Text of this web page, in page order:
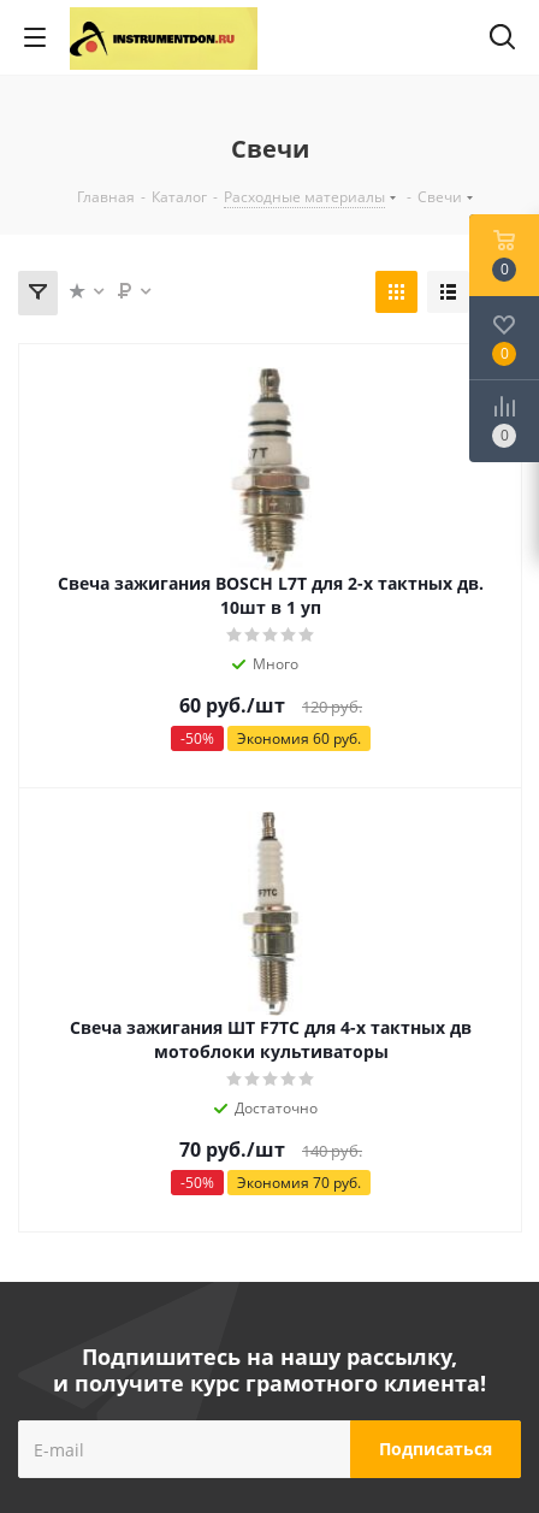
Свечи
Главная - Каталог - Расходные материалы - Свечи
Свеча зажигания BOSCH L7T для 2-х тактных дв.
10шт в 1 уп
Много
60 руб./шт 120руб.
-50% Экономия 60 руб.
Свеча зажигания ШТ F7TC для 4-х тактных дв
мотоблоки культиваторы
Достаточно
70 руб./шт 140руб.
-50% Экономия 70 руб.
Подпишитесь на нашу рассылку,
и получите курс грамотного клиента!
0
0
0